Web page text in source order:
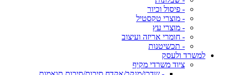
- פיסול וכיור
- מוצרי טקסטיל
- מוצרי עץ
- חומרי אריזה ועיצוב
- תכשיטנות
למשרד ולעסק
ציוד משרדי מקיף